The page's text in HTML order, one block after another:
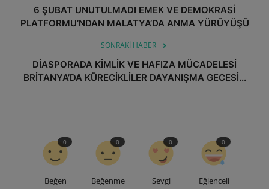
6 ŞUBAT UNUTULMADI EMEK VE DEMOKRASİ
PLATFORMU’NDAN MALATYA’DA ANMA YÜRÜYÜŞÜ
SONRAKI HABER
DİASPORADA KİMLİK VE HAFIZA MÜCADELESİ
BRİTANYA’DA KÜRECİKLİLER DAYANIŞMA GECESİ...
Beğen
0
Beğenme
0
Sevgi
0
Eğlenceli
0